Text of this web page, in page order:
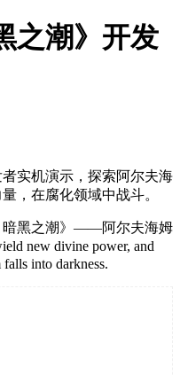
之潮》开发
实机演示，探索阿尔夫海
，在腐化领域中战斗。
暗黑之潮》——阿尔夫海姆
new divine power, and
into darkness.